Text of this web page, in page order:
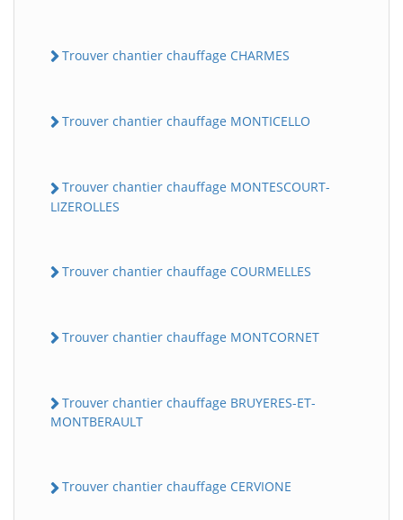
Trouver chantier chauffage CHARMES
Trouver chantier chauffage MONTICELLO
Trouver chantier chauffage MONTESCOURT-
LIZEROLLES
Trouver chantier chauffage COURMELLES
Trouver chantier chauffage MONTCORNET
Trouver chantier chauffage BRUYERES-ET-
MONTBERAULT
Trouver chantier chauffage CERVIONE